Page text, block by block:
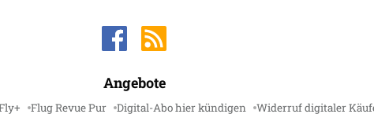
Angebote
Flug Revue Pur Digital-Abo hier kündigen Widerruf digitaler